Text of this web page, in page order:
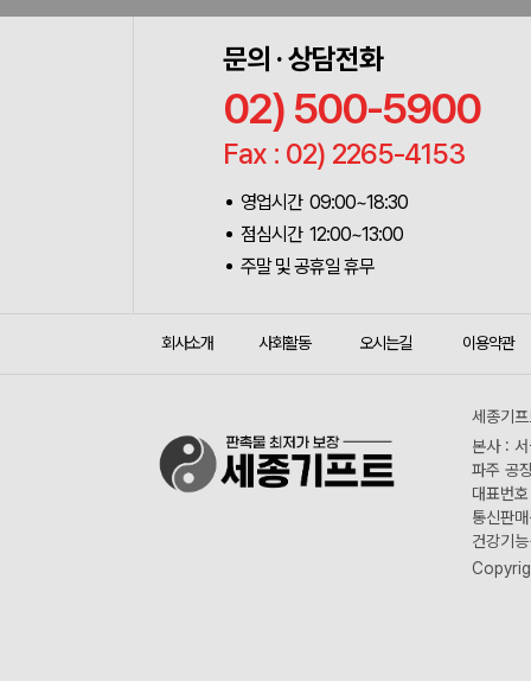
문의 · 상담전화
02) 500-5900
Fax : 02) 2265-4153
영업시간 09:00~18:30
점심시간 12:00~13:00
주말 및 공휴일 휴무
회사소개 사회활동 오시는길 이용약관
세종기
본사 :
파주 공
대표번
통신판
건강기